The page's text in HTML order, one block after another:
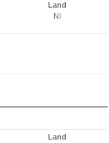
Land
NI
Land